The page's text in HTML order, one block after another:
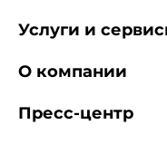
Услуги и
О компании
Пресс-центр